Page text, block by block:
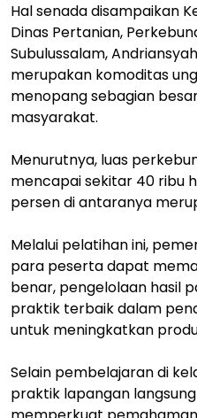
Hal senada disampaikan
Dinas Pertanian,
Subulussalam,
merupakan komoditas
menopang sebagian
masyarakat.
Menurutnya, luas
mencapai sekitar 40 ribu
persen di antaranya
Melalui pelatihan ini,
para peserta dapat
benar, pengelolaan hasil
praktik terbaik dalam
untuk meningkatkan
Selain pembelajaran di
praktik lapangan